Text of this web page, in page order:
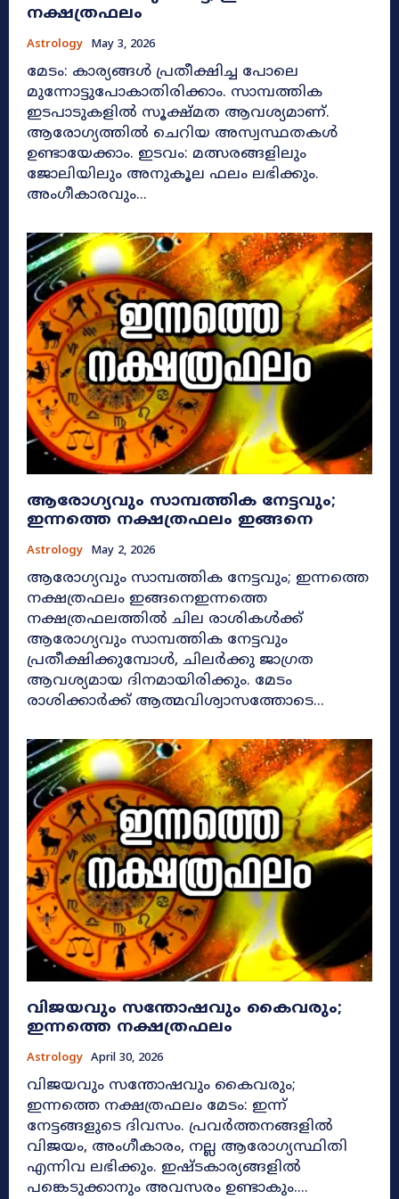
നക്ഷത്രഫലം
Astrology May 3, 2026
മേടം: കാര്യങ്ങൾ പ്രതീക്ഷിച്ച പോലെ
മുന്നോട്ടുപോകാതിരിക്കാം. സാമ്പത്തിക
ഇടപാടുകളിൽ സൂക്ഷ്മത ആവശ്യമാണ്.
ആരോഗ്യത്തിൽ ചെറിയ അസ്വസ്ഥതകൾ
ഉണ്ടായേക്കാം. ഇടവം: മത്സരങ്ങളിലും
ജോലിയിലും അനുകൂല ഫലം ലഭിക്കും.
അംഗീകാരവും...
ആരോഗ്യവും സാമ്പത്തിക നേട്ടവും;
ഇന്നത്തെ നക്ഷത്രഫലം ഇങ്ങനെ
Astrology May 2, 2026
ആരോഗ്യവും സാമ്പത്തിക നേട്ടവും; ഇന്നത്തെ
നക്ഷത്രഫലം ഇങ്ങനെഇന്നത്തെ
നക്ഷത്രഫലത്തിൽ ചില രാശികൾക്ക്
ആരോഗ്യവും സാമ്പത്തിക നേട്ടവും
പ്രതീക്ഷിക്കുമ്പോൾ, ചിലർക്കു ജാഗ്രത
ആവശ്യമായ ദിനമായിരിക്കും. മേടം
രാശിക്കാർക്ക് ആത്മവിശ്വാസത്തോടെ...
വിജയവും സന്തോഷവും കൈവരും;
ഇന്നത്തെ നക്ഷത്രഫലം
Astrology April 30, 2026
വിജയവും സന്തോഷവും കൈവരും;
ഇന്നത്തെ നക്ഷത്രഫലം മേടം: ഇന്ന്
നേട്ടങ്ങളുടെ ദിവസം. പ്രവർത്തനങ്ങളിൽ
വിജയം, അംഗീകാരം, നല്ല ആരോഗ്യസ്ഥിതി
എന്നിവ ലഭിക്കും. ഇഷ്ടകാര്യങ്ങളിൽ
പങ്കെടുക്കാനും അവസരം ഉണ്ടാകും....